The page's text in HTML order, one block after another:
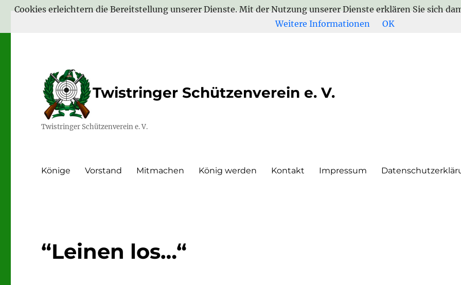
Twistringer Schützenverein e. V.
Twistringer Schützenverein e. V.
Könige Vorstand Mitmachen König werden Kontakt Impressum
“Leinen los…“
Cookies erleichtern die Bereitstellung unserer Dienste. Mit der Nutzung unserer Dienste erklären Sie sich
Weitere Informationen
OK